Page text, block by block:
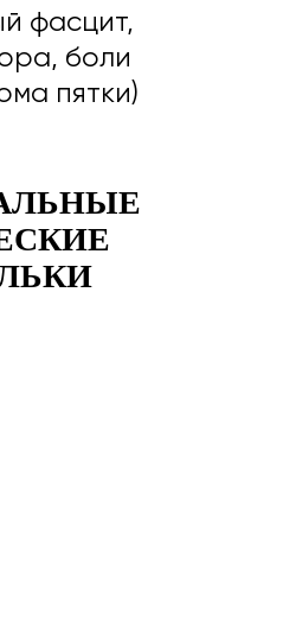
фасцит,
боли
пятки)